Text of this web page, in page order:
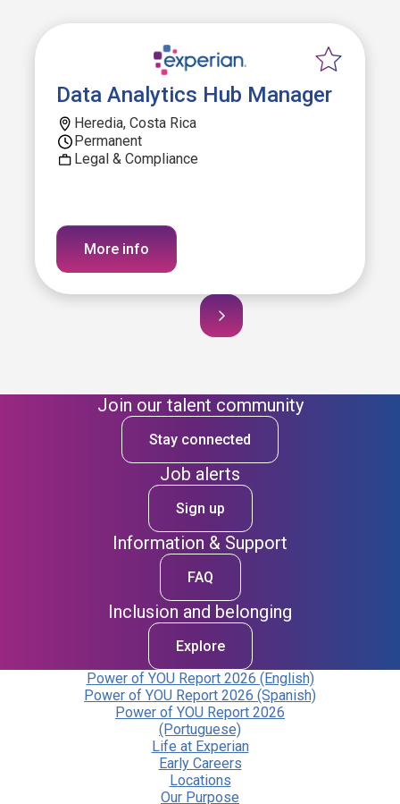
Data Analytics Hub Manager
Heredia, Costa Rica
Permanent
Legal & Compliance
More info
Join our talent community
Stay connected
Job alerts
Sign up
Information & Support
FAQ
Inclusion and belonging
Explore
Power of YOU Report 2026 (English)
Power of YOU Report 2026 (Spanish)
Power of YOU Report 2026
(Portuguese)
Life at Experian
Early Careers
Locations
Our Purpose